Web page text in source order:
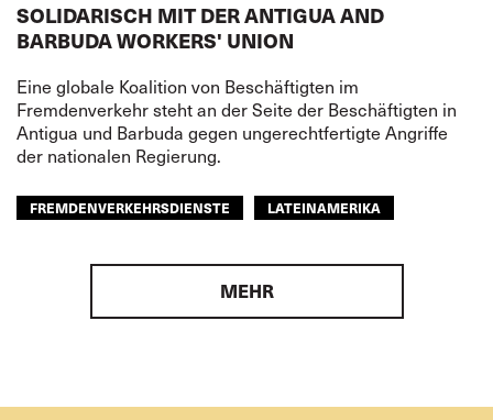
SOLIDARISCH MIT DER ANTIGUA AND
BARBUDA WORKERS' UNION
Eine globale Koalition von Beschäftigten im
Fremdenverkehr steht an der Seite der Beschäftigten in
Antigua und Barbuda gegen ungerechtfertigte Angriffe
der nationalen Regierung.
FREMDENVERKEHRSDIENSTE LATEINAMERIKA
MEHR